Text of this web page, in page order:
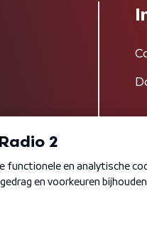
Privacybeleid